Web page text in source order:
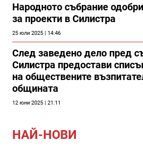
Народното събрание
за проекти в Силистра
25 юли 2025 | 14:46
След заведено дело пред
Силистра предостави
на обществените
общината
12 юни 2025 | 21:11
НАЙ-НОВИ